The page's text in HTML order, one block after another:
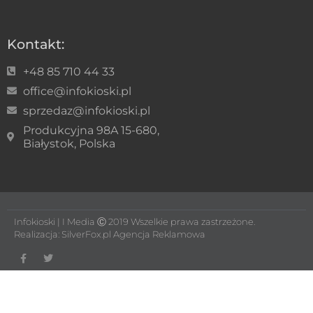
Kontakt:
+48 85 710 44 33
office@infokioski.pl
sprzedaz@infokioski.pl
Produkcyjna 98A 15-680,
Białystok, Polska
Infokioski | I Media Ⓒ 2019 Wszelkie prawa zastrzeżone.
Realizacja: SilverFox.pl Agencja Reklamowa